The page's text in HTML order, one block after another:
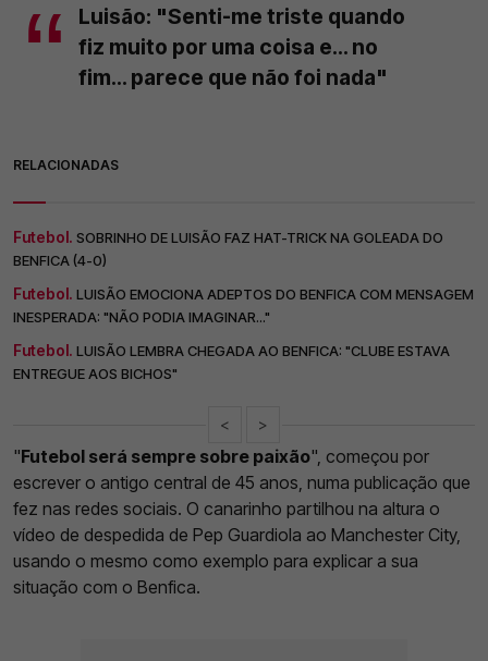
Luisão: "Senti-me triste quando
fiz muito por uma coisa e... no
fim... parece que não foi nada"
RELACIONADAS
Futebol. SOBRINHO DE LUISÃO FAZ HAT-TRICK NA GOLEADA DO
BENFICA (4-0)
Futebol. LUISÃO EMOCIONA ADEPTOS DO BENFICA COM MENSAGEM
INESPERADA: "NÃO PODIA IMAGINAR..."
Futebol. LUISÃO LEMBRA CHEGADA AO BENFICA: "CLUBE ESTAVA
ENTREGUE AOS BICHOS"
< >
"Futebol será sempre sobre paixão", começou por
escrever o antigo central de 45 anos, numa publicação que
fez nas redes sociais. O canarinho partilhou na altura o
vídeo de despedida de Pep Guardiola ao Manchester City,
usando o mesmo como exemplo para explicar a sua
situação com o Benfica.